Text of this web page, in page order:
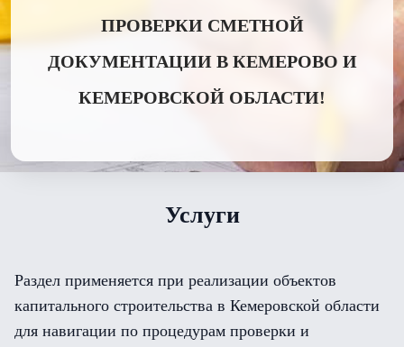
ПРОВЕРКИ СМЕТНОЙ
ДОКУМЕНТАЦИИ В КЕМЕРОВО И
КЕМЕРОВСКОЙ ОБЛАСТИ!
Услуги
Раздел применяется при реализации объектов
капитального строительства в Кемеровской области
для навигации по процедурам проверки и